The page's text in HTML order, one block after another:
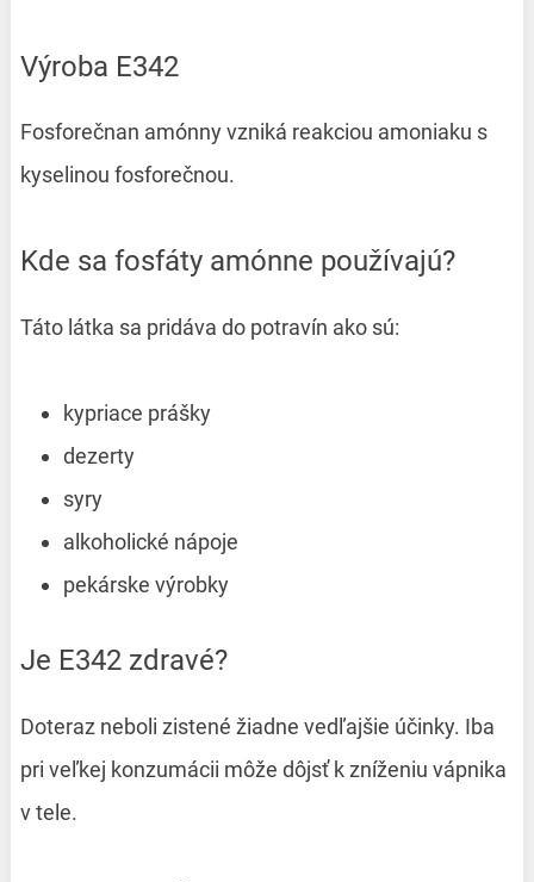
Výroba E342
Fosforečnan amónny vzniká reakciou amoniaku s
kyselinou fosforečnou.
Kde sa fosfáty amónne používajú?
Táto látka sa pridáva do potravín ako sú:
kypriace prášky
dezerty
syry
alkoholické nápoje
pekárske výrobky
Je E342 zdravé?
Doteraz neboli zistené žiadne vedľajšie účinky. Iba
pri veľkej konzumácii môže dôjsť k zníženiu vápnika
v tele.